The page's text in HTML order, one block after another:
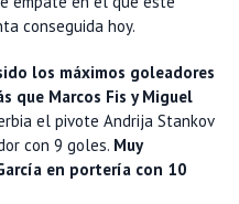
conseguida hoy.
los máximos goleadores
que Marcos Fis y Miguel
el pivote Andrija Stankov
con 9 goles. Muy
en portería con 10